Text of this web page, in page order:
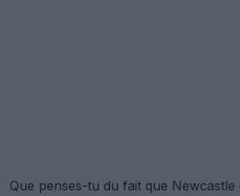
Que penses-tu du fait que Newcastle